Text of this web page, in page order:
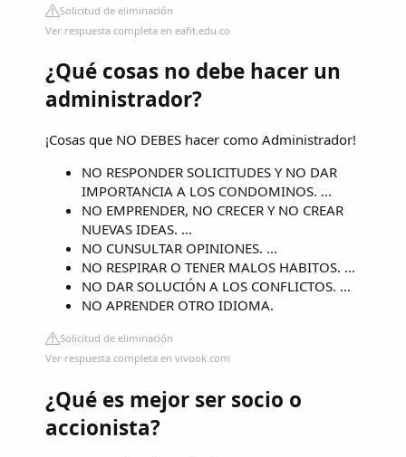
Solicitud de eliminación
Ver respuesta completa en eafit.edu.co
¿Qué cosas no debe hacer un
administrador?
¡Cosas que NO DEBES hacer como Administrador!
NO RESPONDER SOLICITUDES Y NO DAR
IMPORTANCIA A LOS CONDOMINOS. ...
NO EMPRENDER, NO CRECER Y NO CREAR
NUEVAS IDEAS. ...
NO CUNSULTAR OPINIONES. ...
NO RESPIRAR O TENER MALOS HABITOS. ...
NO DAR SOLUCIÓN A LOS CONFLICTOS. ...
NO APRENDER OTRO IDIOMA.
Solicitud de eliminación
Ver respuesta completa en vivook.com
¿Qué es mejor ser socio o
accionista?